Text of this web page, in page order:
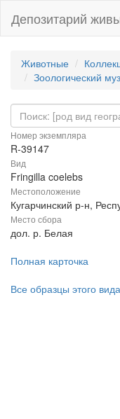
Депозитарий
Животные
Зоологический
Номер экземпляра
R-39147
Вид
Fringilla coelebs
Местоположение
Кугарчинский р-н,
Место сбора
дол. р. Белая
Полная карточка
Все образцы этого вида